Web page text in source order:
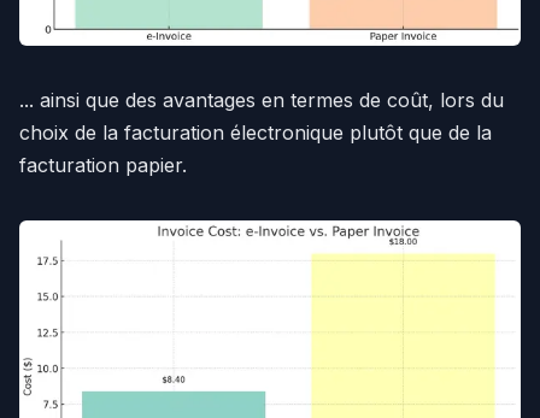
... ainsi que des avantages en termes de coût, lors du
choix de la facturation électronique plutôt que de la
facturation papier.